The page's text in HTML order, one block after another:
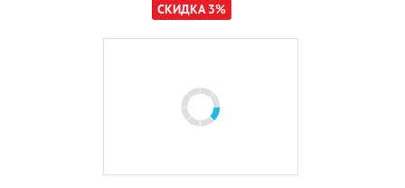
СКИДКА 3%